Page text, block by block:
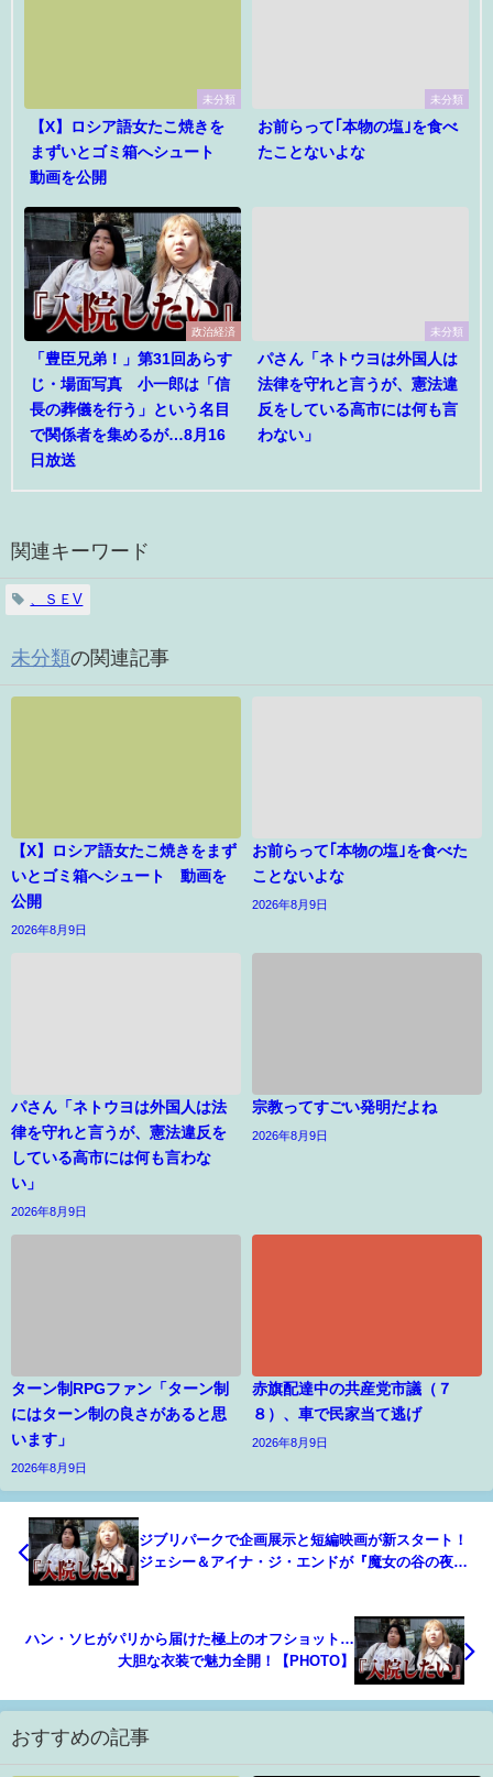
未分類
【X】ロシア語女たこ焼きを
まずいとゴミ箱へシュート
動画を公開
未分類
お前らって｢本物の塩｣を食べ
たことないよな
政治経済
「豊臣兄弟！」第31回あらす
じ・場面写真 小一郎は「信
長の葬儀を行う」という名目
で関係者を集めるが…8月16
日放送
未分類
パさん「ネトウヨは外国人は
法律を守れと言うが、憲法違
反をしている高市には何も言
わない」
関連キーワード
、ＳＥV
未分類の関連記事
【X】ロシア語女たこ焼きをまず
いとゴミ箱へシュート 動画を
公開
2026年8月9日
お前らって｢本物の塩｣を食べた
ことないよな
2026年8月9日
パさん「ネトウヨは外国人は法
律を守れと言うが、憲法違反を
している高市には何も言わな
い」
2026年8月9日
宗教ってすごい発明だよね
2026年8月9日
ターン制RPGファン「ターン制
にはターン制の良さがあると思
います」
2026年8月9日
赤旗配達中の共産党市議（７
８）、車で民家当て逃げ
2026年8月9日
ジブリパークで企画展示と短編映画が新スタート！
ジェシー＆アイナ・ジ・エンドが『魔女の谷の夜』
ハン・ソヒがパリから届けた極上のオフショット…
大胆な衣装で魅力全開！【PHOTO】
おすすめの記事